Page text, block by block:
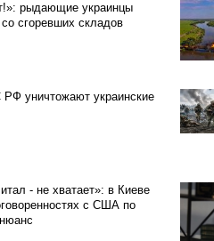
рыдающие украинцы
сгоревших складов
уничтожают украинские
- не хватает»: в Киеве
с США по